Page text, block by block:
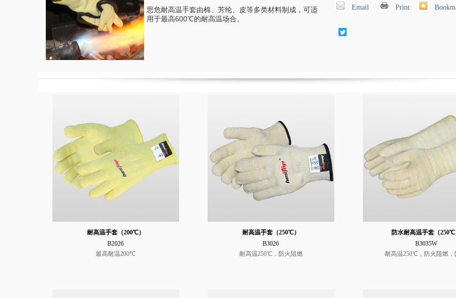
思危耐高温手套由棉、芳纶、皮等多类材料制成，可适
用于最高600℃的耐高温场合。
Email Print
耐高温手套（200℃）
B2026
最高耐温200℃
耐高温手套（250℃）
B3026
耐高温250℃，防火阻燃
防水耐高温手套（250℃
B3035W
耐高温250℃，防火阻燃